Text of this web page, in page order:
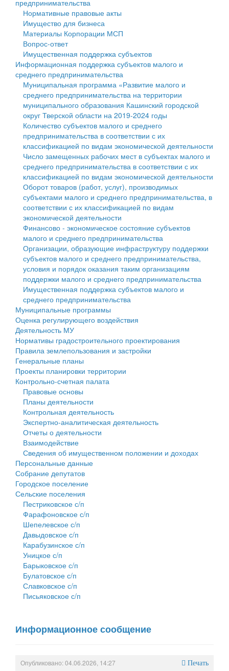
Государственные услуги
Промышленность и АПК
Экономика и бизнес
...
Символика
Устав
Гостям округа
Туризм
Культура
Образование
Здравоохранение
Социальная защита
Фотоальбом
муниципального округа Тверской области
Администрация Кашинского муниципального округа
Тверской области
Управление сельскими территориями
Открытые данные
Работа с обращениями граждан
Муниципальный контроль
Муниципальные услуги
Проекты административных регламентов
Антимонопольный комплаенс
Противодействие коррупции
Финансовое управление
Бюджет для граждан
Имущество
Выявление правообладателей ранее учтенных
объектов недвижимости
Имущественная поддержка субъектов малого и
среднего предпринимательства
Информационная поддержка субъектов малого и
среднего предпринимательства
Муниципальные программы
Контрольно-счетная палата
Персональные данные
Оценка регулирующего воздействия
Деятельность МУ
Нормативы градостроительного проектирования
Правила землепользования и застройки
Генеральные планы
Проекты планировки территории
Собрание депутатов
Городское поселение
Сельские поселения
предпринимательства
Нормативные правовые акты
Имущество для бизнеса
Материалы Корпорации МСП
Вопрос-ответ
Имущественная поддержка субъектов
Информационная поддержка субъектов малого и
среднего предпринимательства
Муниципальная программа «Развитие малого и
среднего предпринимательства на территории
муниципального образования Кашинский городской
округ Тверской области на 2019-2024 годы
Количество субъектов малого и среднего
предпринимательства в соответствии с их
классификацией по видам экономической деятельности
Число замещенных рабочих мест в субъектах малого и
среднего предпринимательства в соответствии с их
классификацией по видам экономической деятельности
Оборот товаров (работ, услуг), производимых
субъектами малого и среднего предпринимательства, в
соответствии с их классификацией по видам
экономической деятельности
Финансово - экономическое состояние субъектов
малого и среднего предпринимательства
Организации, образующие инфраструктуру поддержки
субъектов малого и среднего предпринимательства,
условия и порядок оказания таким организациям
поддержки малого и среднего предпринимательства
Имущественная поддержка субъектов малого и
среднего предпринимательства
Муниципальные программы
Оценка регулирующего воздействия
Деятельность МУ
Нормативы градостроительного проектирования
Правила землепользования и застройки
Генеральные планы
Проекты планировки территории
Контрольно-счетная палата
Правовые основы
Планы деятельности
Контрольная деятельность
Экспертно-аналитическая деятельность
Отчеты о деятельности
Взаимодействие
Сведения об имущественном положении и доходах
Персональные данные
Собрание депутатов
Городское поселение
Сельские поселения
Пестриковское с/п
Фарафоновское с/п
Шепелевское с/п
Давыдовское с/п
Карабузинское с/п
Уницкое с/п
Барыковское с/п
Булатовское с/п
Славковское с/п
Письяковское с/п
Информационное сообщение
Опубликовано: 04.06.2026, 14:27 Печать